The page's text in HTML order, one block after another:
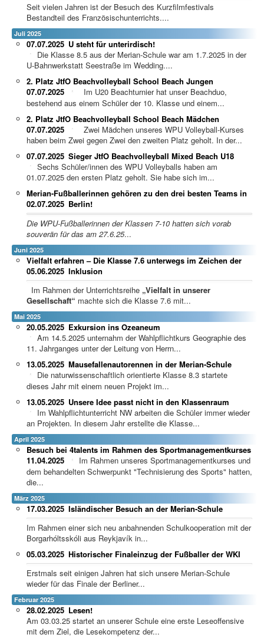
Seit vielen Jahren ist der Besuch des Kurzfilmfestivals
Bestandteil des Französischunterrichts....
Juli 2025
U steht für unterirdisch!
07.07.2025
Die Klasse 8.5 aus der Merian-Schule war am 1.7.2025 in der
U-Bahnwerkstatt Seestraße im Wedding....
2. Platz JtfO Beachvolleyball School Beach Jungen
07.07.2025
Im U20 Beachturnier hat unser Beachduo,
bestehend aus einem Schüler der 10. Klasse und einem...
2. Platz JtfO Beachvolleyball School Beach Mädchen
07.07.2025
Zwei Mädchen unseres WPU Volleyball-Kurses
haben beim Zwei gegen Zwei den zweiten Platz geholt. In der...
Sieger JtfO Beachvolleyball Mixed Beach U18
07.07.2025
Sechs Schüler/innen des WPU Volleyballs haben am
01.07.2025 den ersten Platz geholt. Sie habe sich im...
Merian-Fußballerinnen gehören zu den drei besten Teams in
Berlin!
02.07.2025
Die WPU-Fußballerinnen der Klassen 7-10 hatten sich vorab
souverän für das am 27.6.25...
Juni 2025
Vielfalt erfahren – Die Klasse 7.6 unterwegs im Zeichen der
Inklusion
05.06.2025
Im Rahmen der Unterrichtsreihe „Vielfalt in unserer
Gesellschaft“ machte sich die Klasse 7.6 mit...
Mai 2025
Exkursion ins Ozeaneum
20.05.2025
Am 14.5.2025 unternahm der Wahlpflichtkurs Geographie des
11. Jahrganges unter der Leitung von Herrn...
Mausefallenautorennen in der Merian-Schule
13.05.2025
Die naturwissenschaftlich orientierte Klasse 8.3 startete
dieses Jahr mit einem neuen Projekt im...
Unsere Idee passt nicht in den Klassenraum
13.05.2025
Im Wahlpflichtunterricht NW arbeiten die Schüler immer wieder
an Projekten. In diesem Jahr erstellte die Klasse...
April 2025
Besuch bei 4talents im Rahmen des Sportmanagementkurses
11.04.2025
Im Rahmen unseres Sportmanagementkurses und
dem behandelten Schwerpunkt "Technisierung des Sports" hatten,
die...
März 2025
Isländischer Besuch an der Merian-Schule
17.03.2025
Im Rahmen einer sich neu anbahnenden Schulkooperation mit der
Borgarhóltsskóli aus Reykjavík in...
Historischer Finaleinzug der Fußballer der WKI
05.03.2025
Erstmals seit einigen Jahren hat sich unsere Merian-Schule
wieder für das Finale der Berliner...
Februar 2025
Lesen!
28.02.2025
Am 03.03.25 startet an unserer Schule eine erste Leseoffensive
mit dem Ziel, die Lesekompetenz der...